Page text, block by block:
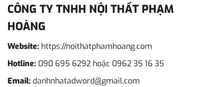
CÔNG TY TNHH NỘI THẤT PHẠM
HOÀNG
Website: https://noithatphamhoang.com
Hotline: 090 695 6292 hoặc 0962 35 16 35
Email: danhnhatadword@gmail.com